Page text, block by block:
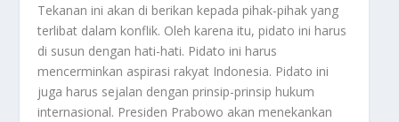
Tekanan ini akan di berikan kepada pihak-pihak yang
terlibat dalam konflik. Oleh karena itu, pidato ini harus
di susun dengan hati-hati. Pidato ini harus
mencerminkan aspirasi rakyat Indonesia. Pidato ini
juga harus sejalan dengan prinsip-prinsip hukum
internasional. Presiden Prabowo akan menekankan